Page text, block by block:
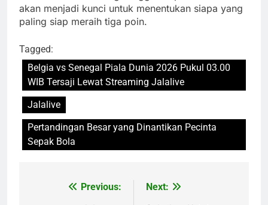
akan menjadi kunci untuk menentukan siapa yang
paling siap meraih tiga poin.
Tagged:
Belgia vs Senegal Piala Dunia 2026 Pukul 03.00
WIB Tersaji Lewat Streaming Jalalive
Jalalive
Pertandingan Besar yang Dinantikan Pecinta
Sepak Bola
Previous:
Next: